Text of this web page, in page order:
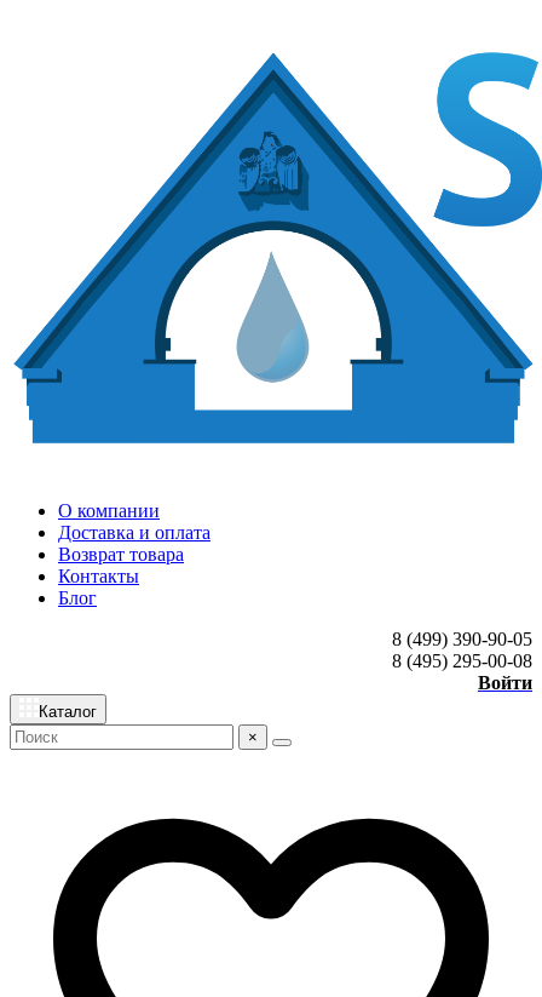
О компании
Доставка и оплата
Возврат товара
Контакты
Блог
8 (499) 390-90-05
8 (495) 295-00-08
Войти
Каталог
×